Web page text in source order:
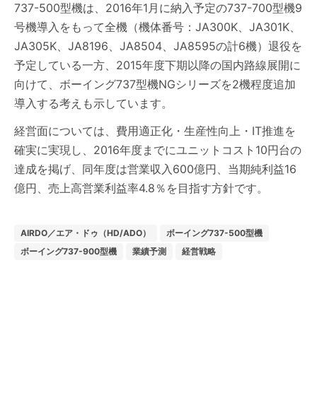
737-500型機は、2016年1月に納入予定の737-700型機9
号機導入をもって全機（機体番号：JA300K、JA301K、
JA305K、JA8196、JA8504、JA8595の計6機）退役を
予定している一方、2015年度下期以降の国内路線展開に
向けて、ボーイング737型機NGシリーズを2機程度追加
導入する考えも示しています。
経営面については、費用適正化・生産性向上・IT推進を
確実に実現し、2016年度までにユニットコスト10円台の
達成を掲げ、同年度は営業収入600億円、当期純利益16
億円、売上高営業利益率4.8％を目指す方針です。
AIRDO／エア・ドゥ（HD/ADO）
ボーイング737-500型機
ボーイング737-900型機
業績予測 経営戦略